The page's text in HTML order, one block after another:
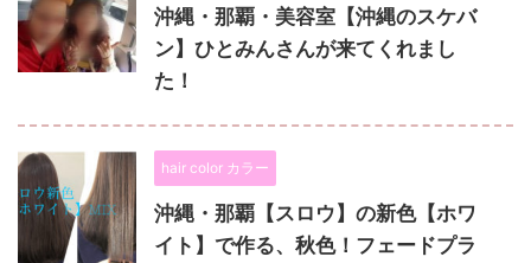
沖縄・那覇・美容室【沖縄のスケバ
ン】ひとみんさんが来てくれまし
た！
hair color カラー
沖縄・那覇【スロウ】の新色【ホワ
イト】で作る、秋色！フェードプラ